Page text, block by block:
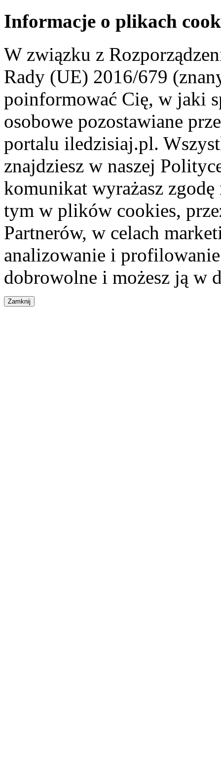
Informacje o plikach
W związku z
Rady (UE) 2016/679
poinformować Cię, w jaki
osobowe pozostawiane
portalu iledzisiaj.pl.
znajdziesz w naszej
komunikat wyrażasz
tym w plików cookies,
Partnerów, w celach
analizowanie i
dobrowolne i możesz ją w